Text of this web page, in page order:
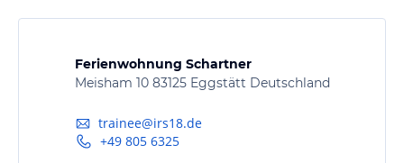
Ferienwohnung Schartner
Meisham 10 83125 Eggstätt Deutschland
trainee@irs18.de
+49 805 6325